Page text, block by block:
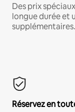
Des prix
longue durée et
Réservez en